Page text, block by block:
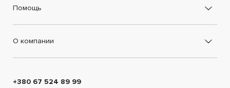
Помощь
О компании
+380 67 524 89 99